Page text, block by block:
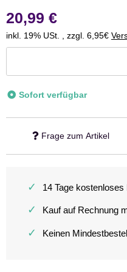
20,99 €
inkl. 19% USt. , zzgl. 6,95€
Sofort verfügbar
Frage zum Artikel
✓ 14 Tage
✓ Kauf auf Rechnung
✓ Keinen